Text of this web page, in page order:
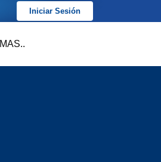
Iniciar Sesión
MAS..